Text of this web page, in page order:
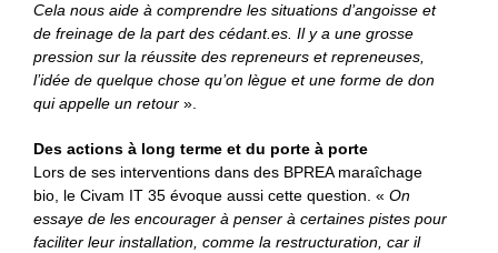
Cela nous aide à comprendre les situations d’angoisse et
de freinage de la part des cédant.es. Il y a une grosse
pression sur la réussite des repreneurs et repreneuses,
l’idée de quelque chose qu’on lègue et une forme de don
qui appelle un retour ».
Des actions à long terme et du porte à porte
Lors de ses interventions dans des BPREA maraîchage
bio, le Civam IT 35 évoque aussi cette question. « On
essaye de les encourager à penser à certaines pistes pour
faciliter leur installation, comme la restructuration, car il